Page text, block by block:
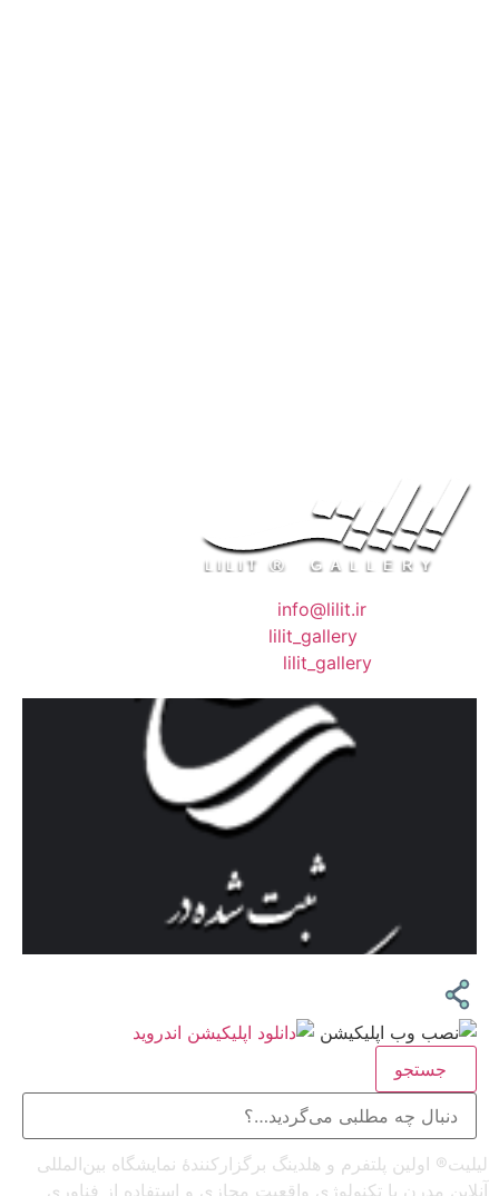
info@lilit.ir
lilit_gallery
lilit_gallery
جستجو
لیلیت® اولین پلتفرم و هلدینگ برگزارکنندهٔ نمایشگاه بین‌المللی
آنلاین مدرن با تکنولوژی واقعیت مجازی و استفاده از فناوری